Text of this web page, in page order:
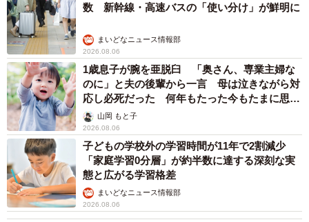
数 新幹線・高速バスの「使い分け」が鮮明に
まいどなニュース情報部
2026.08.06
1歳息子が腕を亜脱臼 「奥さん、専業主婦な
のに」と夫の後輩から一言 母は泣きながら対
応し必死だった 何年もたった今もたまに思い
出し…山岡 もと子
2026.08.06
子どもの学校外の学習時間が11年で2割減少
「家庭学習0分層」が約半数に達する深刻な実
態と広がる学習格差
まいどなニュース情報部
2026.08.06